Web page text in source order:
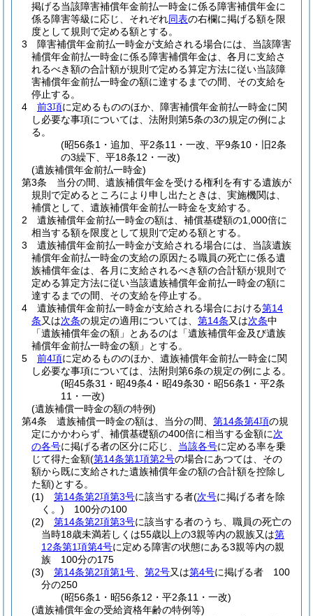
掲げる当該障害補償年金前払一時金に係る障害補償年金に
係る障害等級に応じ、それぞれ同表の右欄に掲げる額を限
度として規則で定める額とする。
3
障害補償年金前払一時金が支給される場合には、当該障害
補償年金前払一時金に係る障害補償年金は、各月に支給さ
れるべき額の合計額が規則で定める算定方法に従い当該障
害補償年金前払一時金の額に達するまでの間、その支給を
停止する。
4
前3項に定めるもののほか、障害補償年金前払一時金に関
し必要な事項については、法附則第5条の3の規定の例によ
る。
(昭56条1・追加、平2条11・一改、平9条10・旧2条
の3繰下、平18条12・一改)
(遺族補償年金前払一時金)
第3条
当分の間、遺族補償年金を受ける権利を有する遺族が
規則で定めるところにより申し出たときは、実施機関は、
補償として、遺族補償年金前払一時金を支給する。
2
遺族補償年金前払一時金の額は、補償基礎額の1,000倍に
相当する額を限度として規則で定める額とする。
3
遺族補償年金前払一時金が支給される場合には、当該遺族
補償年金前払一時金の支給の原因たる職員の死亡に係る遺
族補償年金は、各月に支給されるべき額の合計額が規則で
定める算定方法に従い当該遺族補償年金前払一時金の額に
達するまでの間、その支給を停止する。
4
遺族補償年金前払一時金が支給される場合における第14
条又は次条の規定の適用については、 第14条又は次条中
「遺族補償年金の額」とあるのは「遺族補償年金及び遺族
補償年金前払一時金の額」とする。
5
前4項に定めるもののほか、遺族補償年金前払一時金に関
し必要な事項については、法附則第6条の規定の例による。
(昭45条31・昭49条4・昭49条30・昭56条1・平2条
11・一改)
(遺族補償一時金の額の特例)
第4条
遺族補償一時金の額は、当分の間、 第14条第4項の規
定にかかわらず、補償基礎額の400倍に相当する金額に次
の各号に掲げる者の区分に応じ、 当該各号に定める率を乗
じて得た金額(第14条第1項第2号の場合にあつては、その
額から既に支給された遺族補償年金の額の合計額を控除し
た額)とする。
(1)
第14条第2項第3号に該当する者(次号に掲げる者を除
く。) 100分の100
(2)
第14条第2項第3号に該当する者のうち、職員の死亡の
当時18歳未満若しくは55歳以上の3親等内の親族又は第
12条第1項第4号に定める障害の状態にある3親等内の親
族 100分の175
(3)
第14条第2項第1号 第2号又は第4号に掲げる者 100
分の250
(昭56条1・昭56条12・平2条11・一改)
(遺族補償年金の受給資格年齢の特例等)